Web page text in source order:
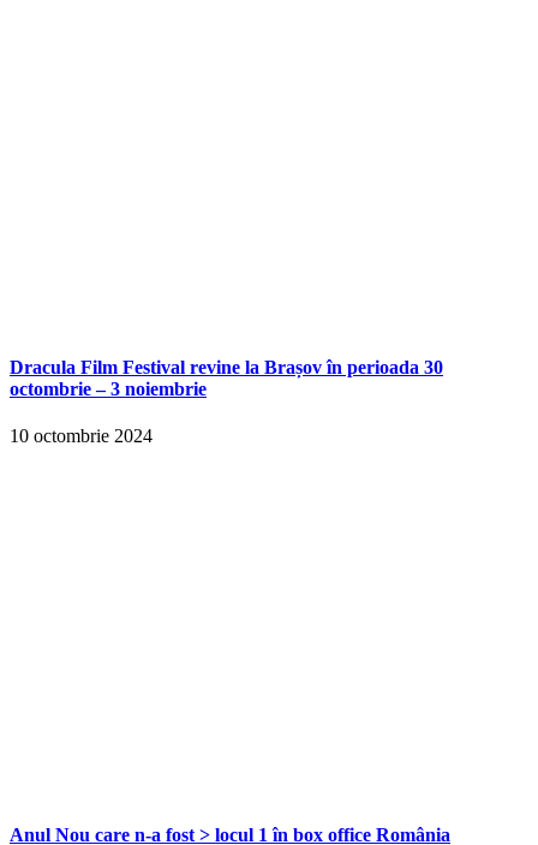
Dracula Film Festival revine la Brașov în perioada 30
octombrie – 3 noiembrie
10 octombrie 2024
Anul Nou care n-a fost > locul 1 în box office România